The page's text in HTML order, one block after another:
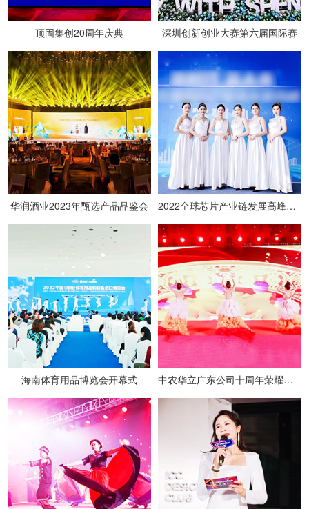
顶固集创20周年庆典 深圳创新创业大赛第六届国际赛
华润酒业2023年甄选产品品鉴会 2022全球芯片产业链发展高峰论坛
海南体育用品博览会开幕式 中农华立广东公司十周年荣耀盛典